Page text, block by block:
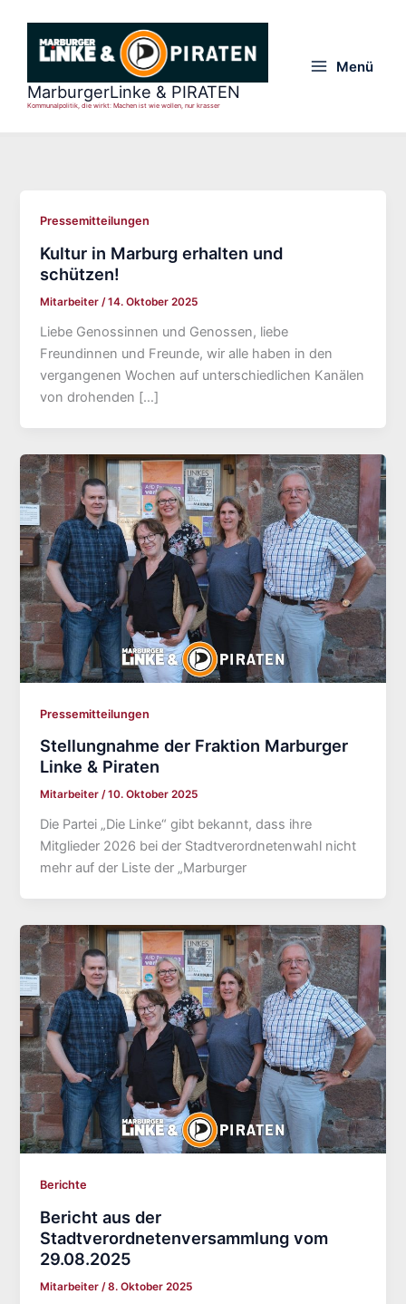
springen
MarburgerLinke & PIRATEN
Kommunalpolitik, die wirkt: Machen ist wie wollen, nur krasser
Menü
Pressemitteilungen
Kultur in Marburg erhalten und
schützen!
Mitarbeiter/14. Oktober 2025
Liebe Genossinnen und Genossen, liebe
Freundinnen und Freunde, wir alle haben in den
vergangenen Wochen auf unterschiedlichen Kanälen
von drohenden […]
Pressemitteilungen
Stellungnahme der Fraktion Marburger
Linke & Piraten
Mitarbeiter/10. Oktober 2025
Die Partei „Die Linke“ gibt bekannt, dass ihre
Mitglieder 2026 bei der Stadtverordnetenwahl nicht
mehr auf der Liste der „Marburger
Berichte
Bericht aus der
Stadtverordnetenversammlung vom
29.08.2025
Mitarbeiter /8. Oktober 2025